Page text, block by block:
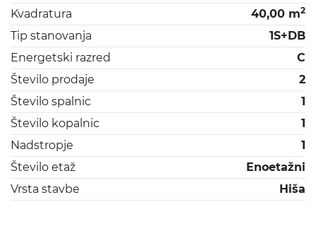
Kvadratura
40,00 m2
Tip stanovanja
1S+DB
Energetski razred
C
Število prodaje
2
Število spalnic
1
Število kopalnic
1
Nadstropje
1
Število etaž
Enoetažni
Vrsta stavbe
Hiša